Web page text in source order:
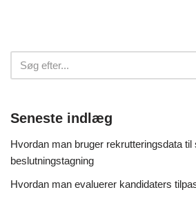
Seneste indlæg
Hvordan man bruger rekrutteringsdata til
beslutningstagning
Hvordan man evaluerer kandidaters